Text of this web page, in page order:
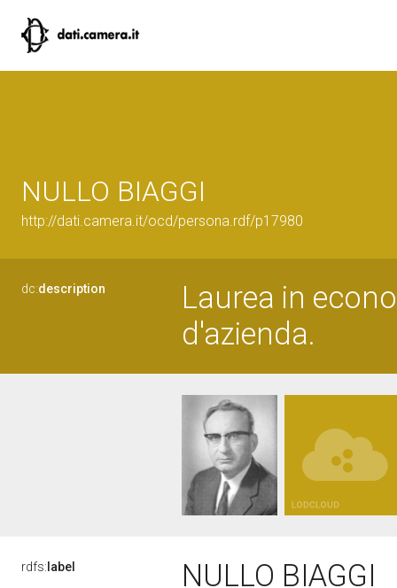
NULLO BIAGGI
http://dati.camera.it/ocd/persona.rdf/p17980
dc:description
Laurea in
d'azienda.
rdfs: label NULLO BIAGGI